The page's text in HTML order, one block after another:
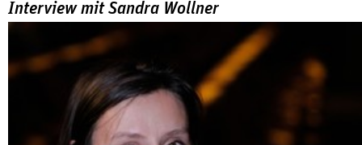
1945–1960
ALLE FESTIVALBERICHTE
Interview mit Sandra Wollner